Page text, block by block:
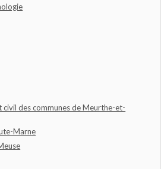
des communes de Meurthe-et-
Marne